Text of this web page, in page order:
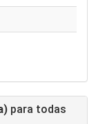
para todas